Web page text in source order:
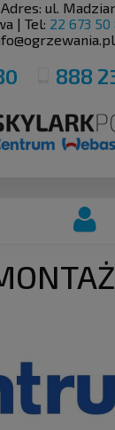
ul.
| Tel: 22 673 50
888